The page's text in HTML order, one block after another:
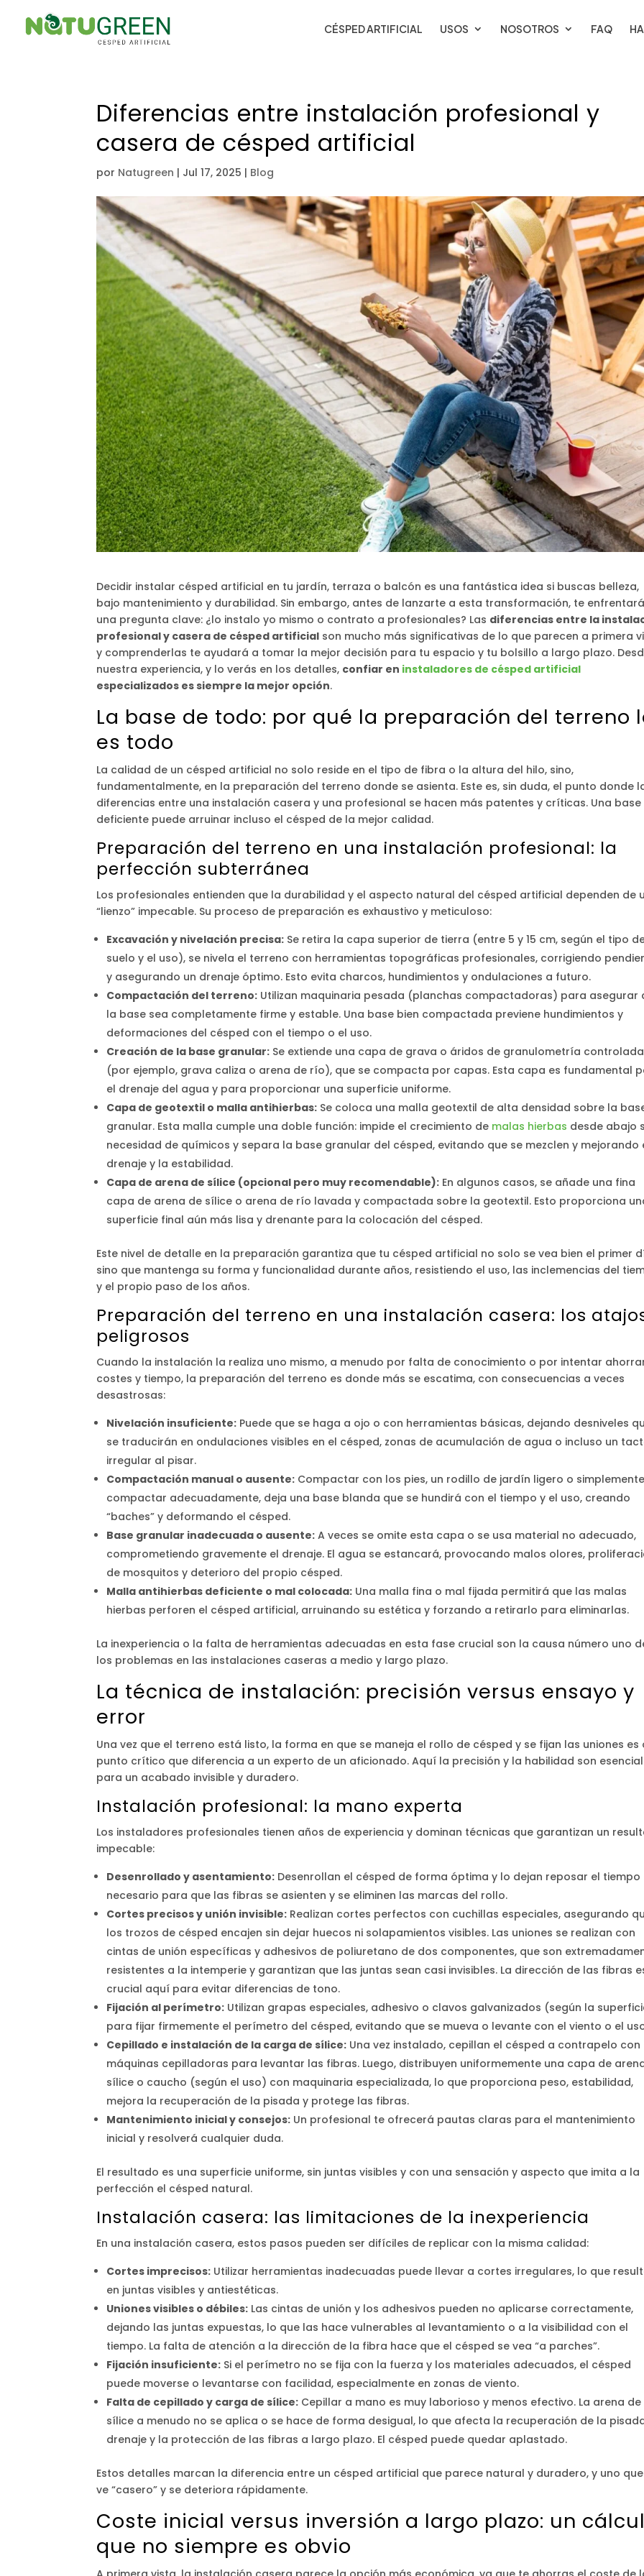
CÉSPED ARTIFICIAL USOS NOSOTROS FAQ
Diferencias entre instalación profesional y
casera de césped artificial
por Natugreen | Jul 17, 2025 | Blog
Decidir instalar césped artificial en tu jardín, terraza o balcón es una fantástica idea si buscas belleza,
bajo mantenimiento y durabilidad. Sin embargo, antes de lanzarte a esta transformación, te
una pregunta clave: ¿lo instalo yo mismo o contrato a profesionales? Las diferencias entre la
profesional y casera de césped artificial son mucho más significativas de lo que parecen a primera
y comprenderlas te ayudará a tomar la mejor decisión para tu espacio y tu bolsillo a largo plazo.
nuestra experiencia, y lo verás en los detalles, confiar en instaladores de césped artificial
especializados es siempre la mejor opción.
La base de todo: por qué la preparación del terreno
es todo
La calidad de un césped artificial no solo reside en el tipo de fibra o la altura del hilo, sino,
fundamentalmente, en la preparación del terreno donde se asienta. Este es, sin duda, el punto donde
diferencias entre una instalación casera y una profesional se hacen más patentes y críticas. Una base
deficiente puede arruinar incluso el césped de la mejor calidad.
Preparación del terreno en una instalación profesional: la
perfección subterránea
Los profesionales entienden que la durabilidad y el aspecto natural del césped artificial dependen de
“lienzo” impecable. Su proceso de preparación es exhaustivo y meticuloso:
Excavación y nivelación precisa: Se retira la capa superior de tierra (entre 5 y 15 cm, según el tipo
suelo y el uso), se nivela el terreno con herramientas topográficas profesionales, corrigiendo
y asegurando un drenaje óptimo. Esto evita charcos, hundimientos y ondulaciones a futuro.
Compactación del terreno: Utilizan maquinaria pesada (planchas compactadoras) para asegurar
la base sea completamente firme y estable. Una base bien compactada previene hundimientos y
deformaciones del césped con el tiempo o el uso.
Creación de la base granular: Se extiende una capa de grava o áridos de granulometría controlada
(por ejemplo, grava caliza o arena de río), que se compacta por capas. Esta capa es fundamental
el drenaje del agua y para proporcionar una superficie uniforme.
Capa de geotextil o malla antihierbas: Se coloca una malla geotextil de alta densidad sobre la
granular. Esta malla cumple una doble función: impide el crecimiento de malas hierbas desde abajo
necesidad de químicos y separa la base granular del césped, evitando que se mezclen y mejorando
drenaje y la estabilidad.
Capa de arena de sílice (opcional pero muy recomendable): En algunos casos, se añade una fina
capa de arena de sílice o arena de río lavada y compactada sobre la geotextil. Esto proporciona
superficie final aún más lisa y drenante para la colocación del césped.
Este nivel de detalle en la preparación garantiza que tu césped artificial no solo se vea bien el primer
sino que mantenga su forma y funcionalidad durante años, resistiendo el uso, las inclemencias del
y el propio paso de los años.
Preparación del terreno en una instalación casera: los
peligrosos
Cuando la instalación la realiza uno mismo, a menudo por falta de conocimiento o por intentar
costes y tiempo, la preparación del terreno es donde más se escatima, con consecuencias a veces
desastrosas:
Nivelación insuficiente: Puede que se haga a ojo o con herramientas básicas, dejando desniveles
se traducirán en ondulaciones visibles en el césped, zonas de acumulación de agua o incluso un
irregular al pisar.
Compactación manual o ausente: Compactar con los pies, un rodillo de jardín ligero o
compactar adecuadamente, deja una base blanda que se hundirá con el tiempo y el uso, creando
“baches” y deformando el césped.
Base granular inadecuada o ausente: A veces se omite esta capa o se usa material no adecuado,
comprometiendo gravemente el drenaje. El agua se estancará, provocando malos olores,
de mosquitos y deterioro del propio césped.
Malla antihierbas deficiente o mal colocada: Una malla fina o mal fijada permitirá que las malas
hierbas perforen el césped artificial, arruinando su estética y forzando a retirarlo para eliminarlas.
La inexperiencia o la falta de herramientas adecuadas en esta fase crucial son la causa número uno
los problemas en las instalaciones caseras a medio y largo plazo.
La técnica de instalación: precisión versus ensayo y
error
Una vez que el terreno está listo, la forma en que se maneja el rollo de césped y se fijan las uniones es
punto crítico que diferencia a un experto de un aficionado. Aquí la precisión y la habilidad son
para un acabado invisible y duradero.
Instalación profesional: la mano experta
Los instaladores profesionales tienen años de experiencia y dominan técnicas que garantizan un
impecable:
Desenrollado y asentamiento: Desenrollan el césped de forma óptima y lo dejan reposar el tiempo
necesario para que las fibras se asienten y se eliminen las marcas del rollo.
Cortes precisos y unión invisible: Realizan cortes perfectos con cuchillas especiales, asegurando
los trozos de césped encajen sin dejar huecos ni solapamientos visibles. Las uniones se realizan con
cintas de unión específicas y adhesivos de poliuretano de dos componentes, que son
resistentes a la intemperie y garantizan que las juntas sean casi invisibles. La dirección de las fibras
crucial aquí para evitar diferencias de tono.
Fijación al perímetro: Utilizan grapas especiales, adhesivo o clavos galvanizados (según la
para fijar firmemente el perímetro del césped, evitando que se mueva o levante con el viento o el
Cepillado e instalación de la carga de sílice: Una vez instalado, cepillan el césped a contrapelo con
máquinas cepilladoras para levantar las fibras. Luego, distribuyen uniformemente una capa de
sílice o caucho (según el uso) con maquinaria especializada, lo que proporciona peso, estabilidad,
mejora la recuperación de la pisada y protege las fibras.
Mantenimiento inicial y consejos: Un profesional te ofrecerá pautas claras para el mantenimiento
inicial y resolverá cualquier duda.
El resultado es una superficie uniforme, sin juntas visibles y con una sensación y aspecto que imita a la
perfección el césped natural.
Instalación casera: las limitaciones de la inexperiencia
En una instalación casera, estos pasos pueden ser difíciles de replicar con la misma calidad:
Cortes imprecisos: Utilizar herramientas inadecuadas puede llevar a cortes irregulares, lo que
en juntas visibles y antiestéticas.
Uniones visibles o débiles: Las cintas de unión y los adhesivos pueden no aplicarse correctamente,
dejando las juntas expuestas, lo que las hace vulnerables al levantamiento o a la visibilidad con el
tiempo. La falta de atención a la dirección de la fibra hace que el césped se vea “a parches”.
Fijación insuficiente: Si el perímetro no se fija con la fuerza y los materiales adecuados, el césped
puede moverse o levantarse con facilidad, especialmente en zonas de viento.
Falta de cepillado y carga de sílice: Cepillar a mano es muy laborioso y menos efectivo. La arena de
sílice a menudo no se aplica o se hace de forma desigual, lo que afecta la recuperación de la
drenaje y la protección de las fibras a largo plazo. El césped puede quedar aplastado.
Estos detalles marcan la diferencia entre un césped artificial que parece natural y duradero, y uno
ve “casero” y se deteriora rápidamente.
Coste inicial versus inversión a largo plazo: un
que no siempre es obvio